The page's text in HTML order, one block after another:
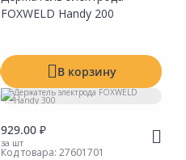
FOXWELD Handy 200
В корзину
929.00 ₽
за шт
Код товара: 27601701